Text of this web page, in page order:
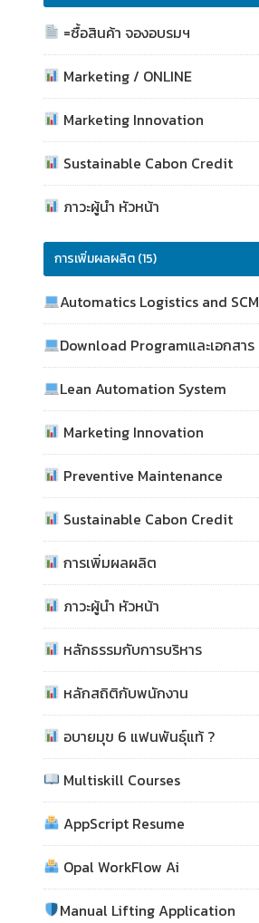
=ซื้อสินค้า จองอบรมฯ
Marketing / ONLINE
Marketing Innovation
Sustainable Cabon Credit
ภาวะผู้นำ หัวหน้า
การเพิ่มผลผลิต (15)
Automatics Logistics and SCM
Download Programและเอกสาร
Lean Automation System
Marketing Innovation
Preventive Maintenance
Sustainable Cabon Credit
การเพิ่มผลผลิต
ภาวะผู้นำ หัวหน้า
หลักธรรมกับการบริหาร
หลักสถิติกับพนักงาน
อบายมุข 6 แฟนพันธุ์แท้ ?
Multiskill Courses
AppScript Resume
Opal WorkFlow Ai
Manual Lifting Application